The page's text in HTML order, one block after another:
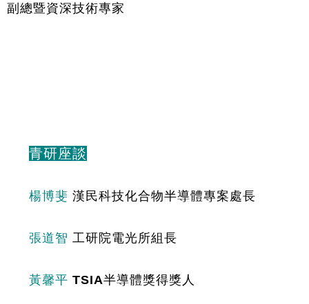
副總暨資深技術專家
青研座談
楊博斐 漢民科技化合物半導體專案處長
張道智 工研院電光所組長
黃馨平 TSIA半導體獎得獎人